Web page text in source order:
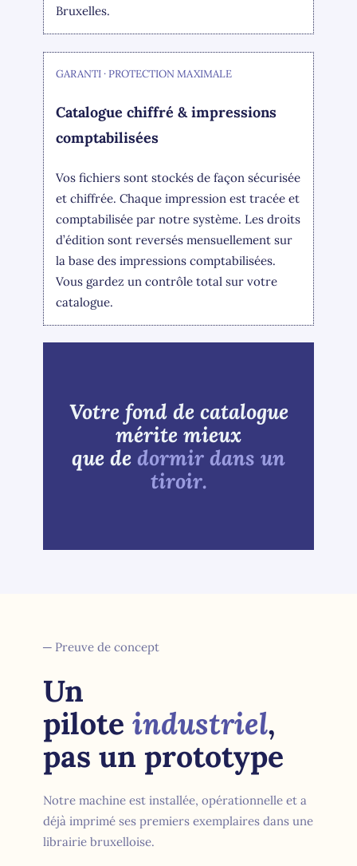
Bruxelles.
GARANTI · PROTECTION MAXIMALE
Catalogue chiffré & impressions
comptabilisées
Vos fichiers sont stockés de façon sécurisée
et chiffrée. Chaque impression est tracée et
comptabilisée par notre système. Les droits
d’édition sont reversés mensuellement sur
la base des impressions comptabilisées.
Vous gardez un contrôle total sur votre
catalogue.
Votre fond de catalogue
mérite mieux
que de dormir dans un
tiroir.
─ Preuve de concept
Un
piloteindustriel,
pas un prototype
Notre machine est installée, opérationnelle et a
déjà imprimé ses premiers exemplaires dans une
librairie bruxelloise.